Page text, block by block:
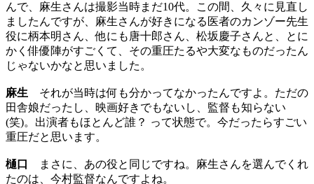
んで、麻生さんは撮影当時まだ10代。この間、久々に見直し
ましたんですが、麻生さんが好きになる医者のカンゾー先生
役に柄本明さん、他にも唐十郎さん、松坂慶子さんと、とに
かく俳優陣がすごくて、その重圧たるや大変なものだったん
じゃないかなと思いました。
麻生 それが当時は何も分かってなかったんですよ。ただの
田舎娘だったし、映画好きでもないし、監督も知らない
(笑)。出演者もほとんど誰？ って状態で。今だったらすごい
重圧だと思います。
樋口
まさに、あの役と同じですね。麻生さんを選んでくれ
たのは、今村監督なんですよね。